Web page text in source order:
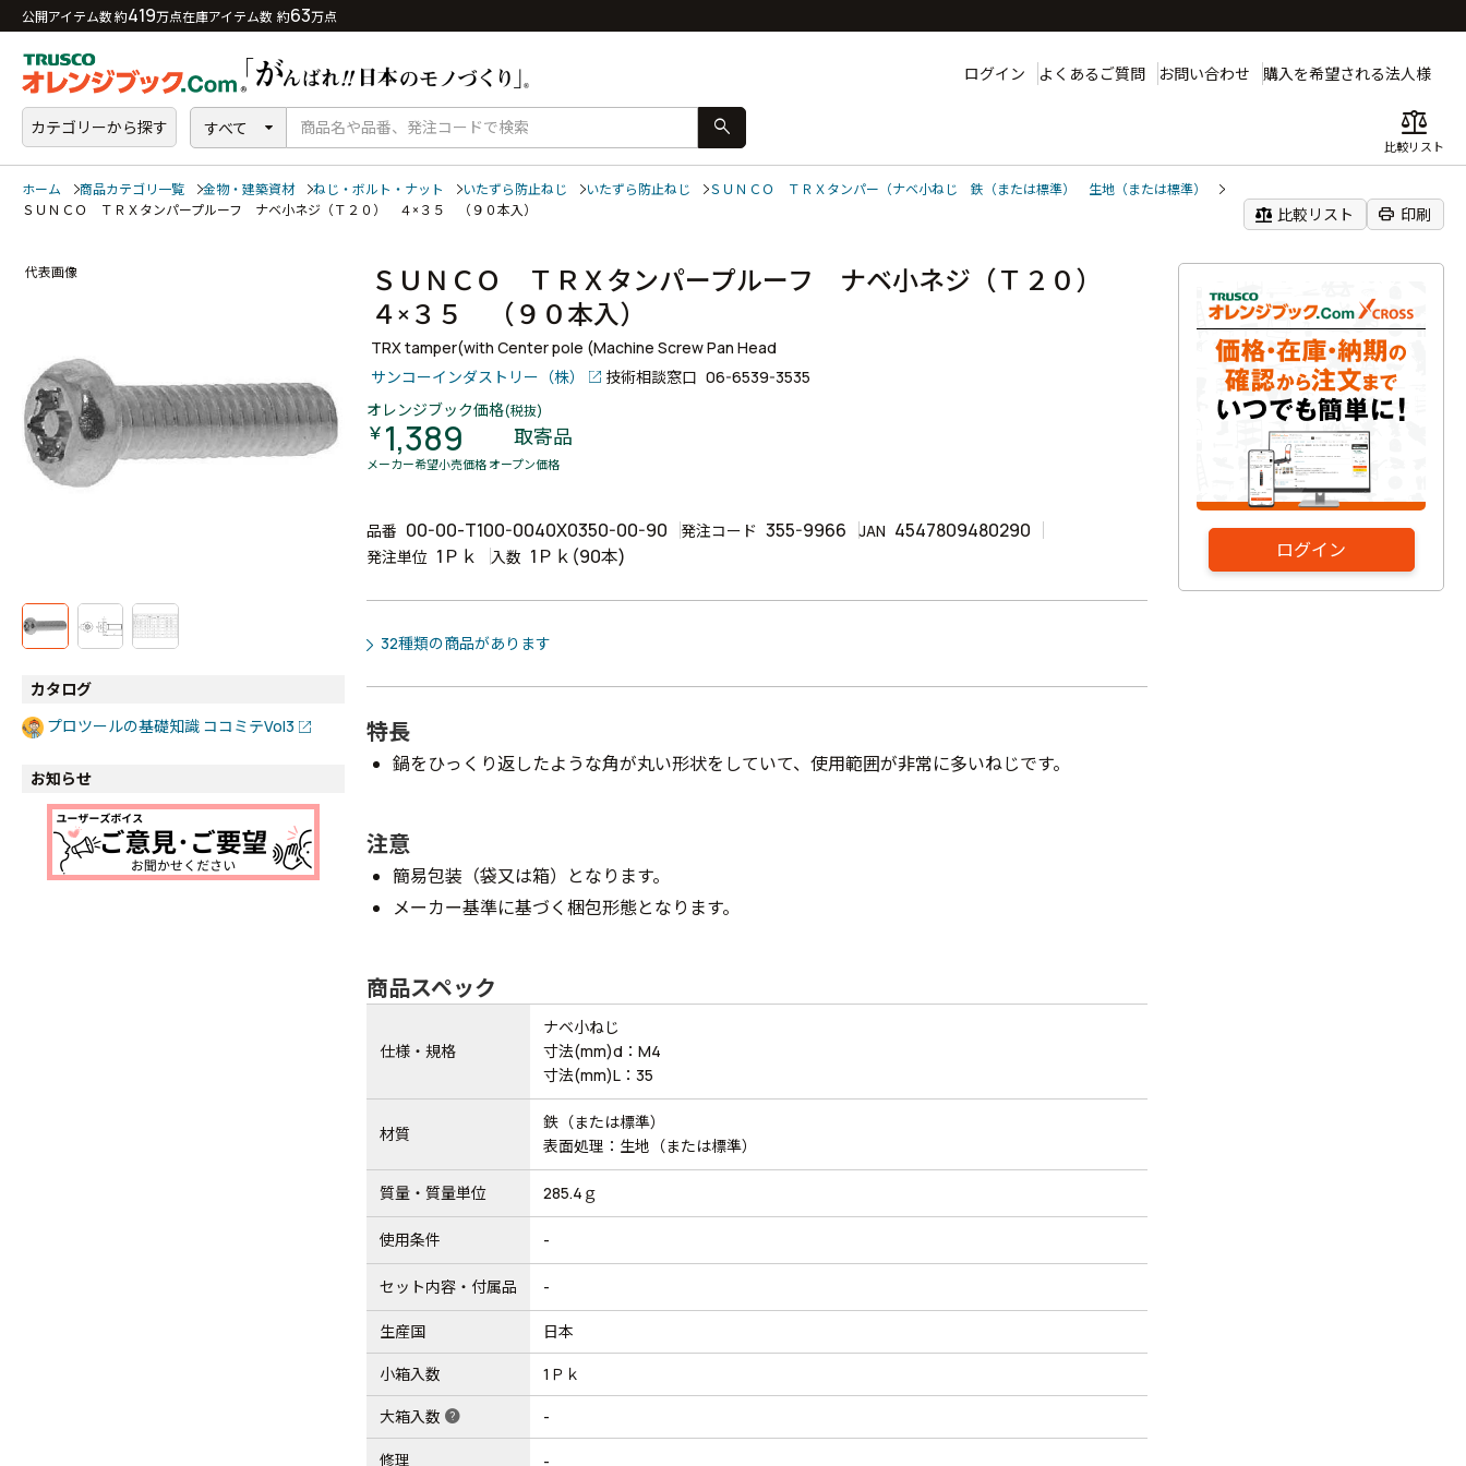
公開アイテム数 約419万点在庫アイテム数 約63万点
ログイン よくあるご質問 お問い合わせ 購入を希望される法人様
カテゴリーから探す すべて search balance
比較リスト
ホーム 商品カテゴリ一覧 金物・建築資材 ねじ・ボルト・ナット いたずら防止ねじ いたずら防止ねじ
ＳＵＮＣＯ ＴＲＸタンパー（ナベ小ねじ 鉄（または標準） 生地（または標準）
ＳＵＮＣＯ ＴＲＸタンパープルーフ ナベ小ネジ（Ｔ２０） ４×３５ （９０本入）
balance 比較リスト print 印刷
ログイン
代表画像
カタログ
プロツールの基礎知識 ココミテVol3
お知らせ
ＳＵＮＣＯ ＴＲＸタンパープルーフ ナベ小ネジ（Ｔ２０）
４×３５ （９０本入）
TRX tamper(with Center pole (Machine Screw Pan Head
サンコーインダストリー（株）
技術相談窓口 06-6539-3535
オレンジブック価格(税抜)
￥ 1,389 取寄品
メーカー希望小売価格 オープン価格
品番 00-00-T100-0040X0350-00-90 発注コード 355-9966 JAN 4547809480290
発注単位 1Ｐｋ 入数 1Ｐｋ(90本)
32種類の商品があります
特長
鍋をひっくり返したような角が丸い形状をしていて、使用範囲が非常に多いねじです。
注意
簡易包装（袋又は箱）となります。
メーカー基準に基づく梱包形態となります。
商品スペック
仕様・規格
ナベ小ねじ
寸法(mm)d：M4
寸法(mm)L：35
材質
鉄（または標準）
表面処理：生地（または標準）
質量・質量単位 285.4ｇ
使用条件 -
セット内容・付属品 -
生産国 日本
小箱入数 1Ｐｋ
大箱入数 help -
修理 -